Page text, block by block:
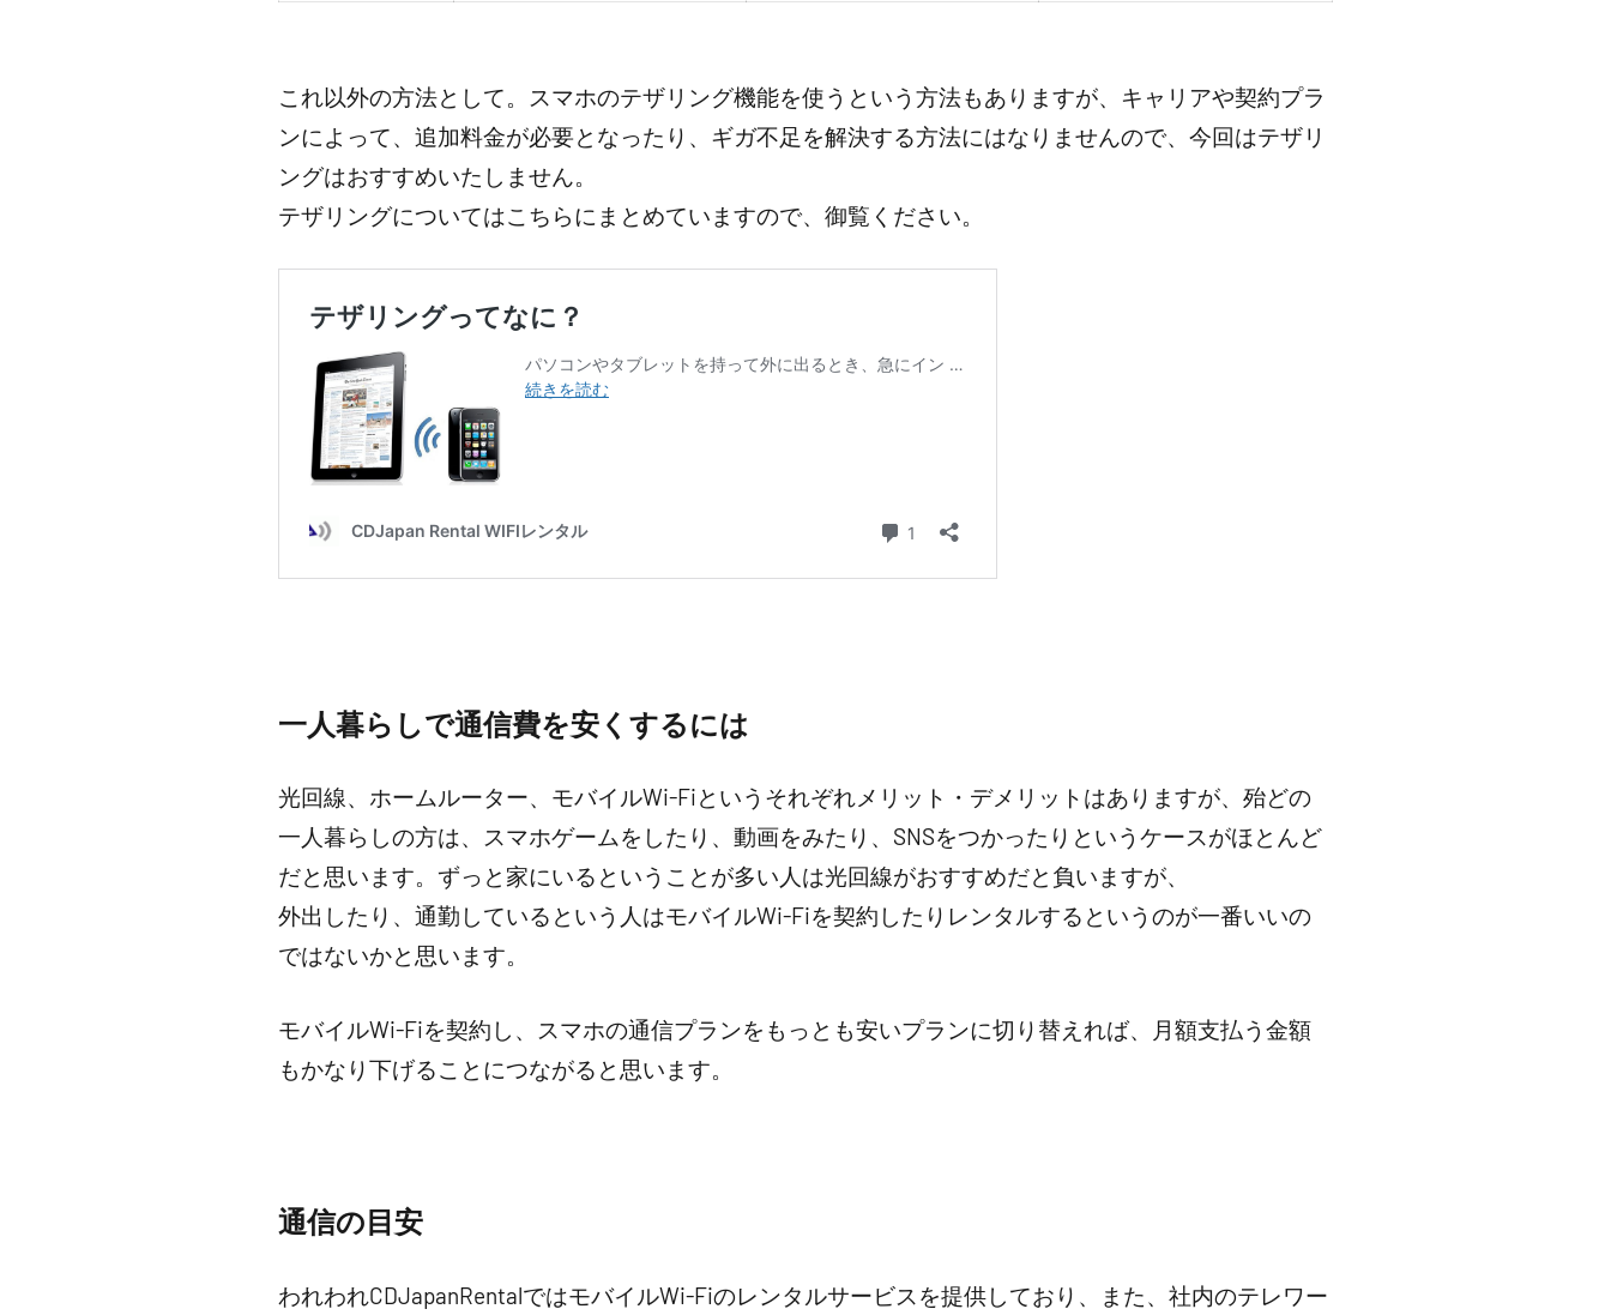
これ以外の方法として。スマホのテザリング機能を使うという方法もありますが、キャリアや契約プラ
ンによって、追加料金が必要となったり、ギガ不足を解決する方法にはなりませんので、今回はテザリ
ングはおすすめいたしません。
テザリングについてはこちらにまとめていますので、御覧ください。
一人暮らしで通信費を安くするには
光回線、ホームルーター、モバイルWi-Fiというそれぞれメリット・デメリットはありますが、殆どの
一人暮らしの方は、スマホゲームをしたり、動画をみたり、SNSをつかったりというケースがほとんど
だと思います。ずっと家にいるということが多い人は光回線がおすすめだと負いますが、
外出したり、通勤しているという人はモバイルWi-Fiを契約したりレンタルするというのが一番いいの
ではないかと思います。
モバイルWi-Fiを契約し、スマホの通信プランをもっとも安いプランに切り替えれば、月額支払う金額
もかなり下げることにつながると思います。
通信の目安
われわれCDJapanRentalではモバイルWi-Fiのレンタルサービスを提供しており、また、社内のテレワー